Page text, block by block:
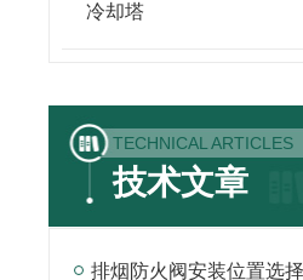
冷却塔
TECHNICAL ARTICLES
技术文章
排烟防火阀安装位置选